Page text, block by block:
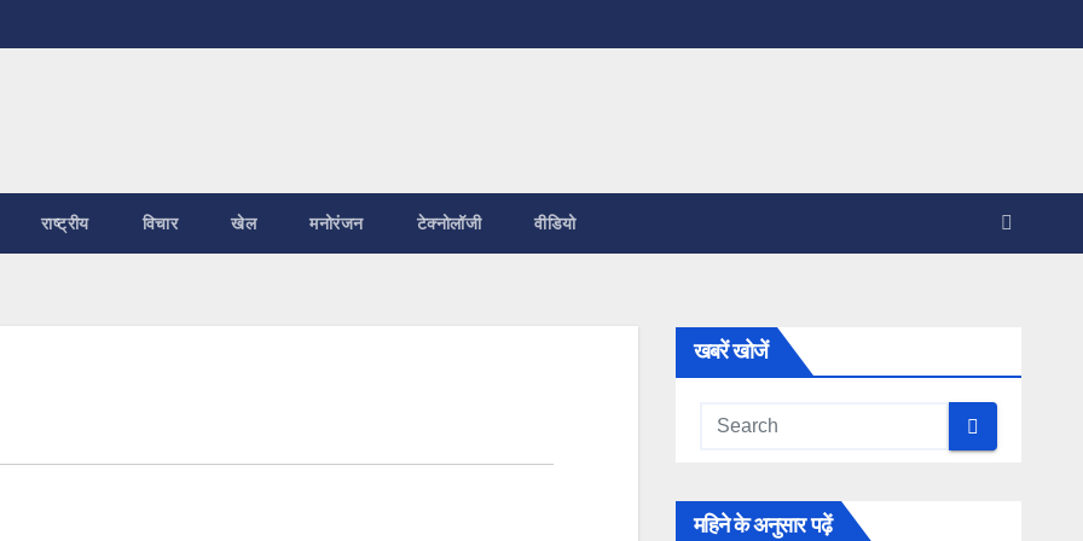
राष्ट्रीय विचार खेल मनोरंजन टेक्नोलॉजी वीडियो
खबरें खोजें
महिने के अनुसार पढ़ें